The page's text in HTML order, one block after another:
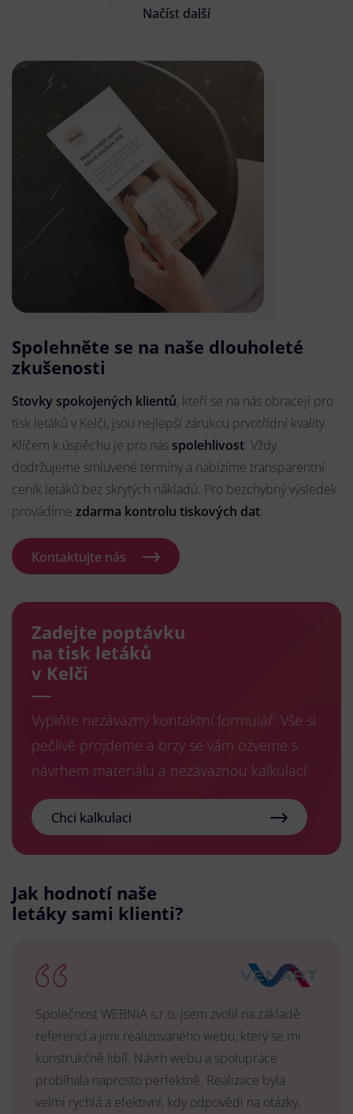
Načíst další
Spolehněte se na naše dlouholeté
zkušenosti
Stovky spokojených klientů, kteří se na nás obracejí pro
tisk letáků v Kelči, jsou nejlepší zárukou prvotřídní kvality.
Klíčem k úspěchu je pro nás spolehlivost. Vždy
dodržujeme smluvené termíny a nabízíme transparentní
ceník letáků bez skrytých nákladů. Pro bezchybný výsledek
provádíme zdarma kontrolu tiskových dat.
Kontaktujte nás
Zadejte poptávku
na tisk letáků
v Kelči
Vyplňte nezávazný kontaktní formulář. Vše si
pečlivě projdeme a brzy se vám ozveme s
návrhem materiálu a nezávaznou kalkulací.
Chci kalkulaci
Jak hodnotí naše
letáky sami klienti?
Společnost WEBNIA s.r.o. jsem zvolil na základě
referencí a jimi realizovaného webu, který se mi
konstrukčně libíl. Návrh webu a spolupráce
probíhala naprosto perfektně. Realizace byla
velmi rychlá a efektivní, kdy odpovědi na otázky,